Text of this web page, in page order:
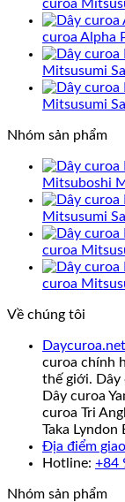
curoa
curoa Alpha
Mitsusumi
Mitsusumi
Nhóm sản phẩm
Mitsuboshi
Mitsusumi
curoa
curoa
Về chúng tôi
Daycuroa.net
curoa chính
thế giới. Dây
Dây curoa
curoa Tri
Taka Lyndon
Địa điểm
Hotline: +84
Nhóm sản phẩm